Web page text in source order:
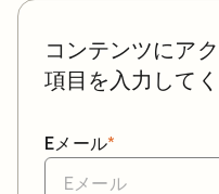
コンテンツにア
項目を入力して
*
Eメール